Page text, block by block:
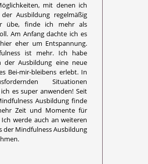
mit denen ich
Ausbildung regelmäßig
übe, finde ich mehr als
Am Anfang dachte ich es
eher um Entspannung.
ist mehr. Ich habe
der Ausbildung eine neue
Bei-mir-bleibens erlebt. In
Situationen
es super anwenden! Seit
Ausbildung finde
Zeit und Momente für
Ich werde auch an weiteren
der Mindfulness Ausbildung